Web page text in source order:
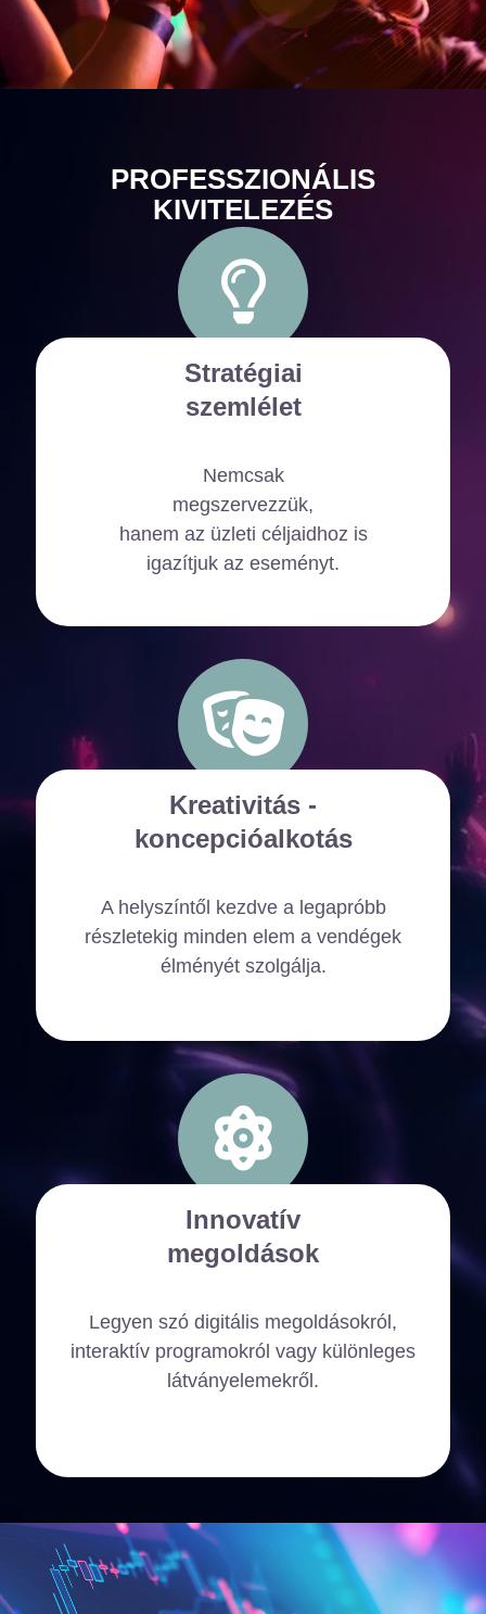
PROFESSZIONÁLIS
KIVITELEZÉS
Stratégiai
szemlélet
Nemcsak
megszervezzük,
hanem az üzleti céljaidhoz is
igazítjuk az eseményt.
Kreativitás -
koncepcióalkotás
A helyszíntől kezdve a legapróbb
részletekig minden elem a vendégek
élményét szolgálja.
Innovatív
megoldások
Legyen szó digitális megoldásokról,
interaktív programokról vagy különleges
látványelemekről.